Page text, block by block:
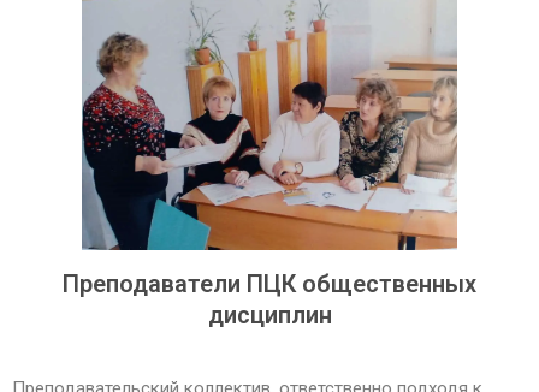
Преподаватели ПЦК общественных
дисциплин